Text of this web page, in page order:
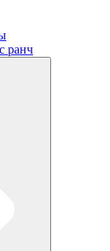
ранч